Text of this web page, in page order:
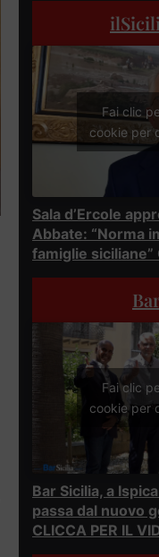
Fai clic
cookie per
Sala d’Ercole
Abbate: “Norma
famiglie siciliane”
Fai clic
cookie per
Bar Sicilia, a
passa dal nuovo
CLICCA PER IL